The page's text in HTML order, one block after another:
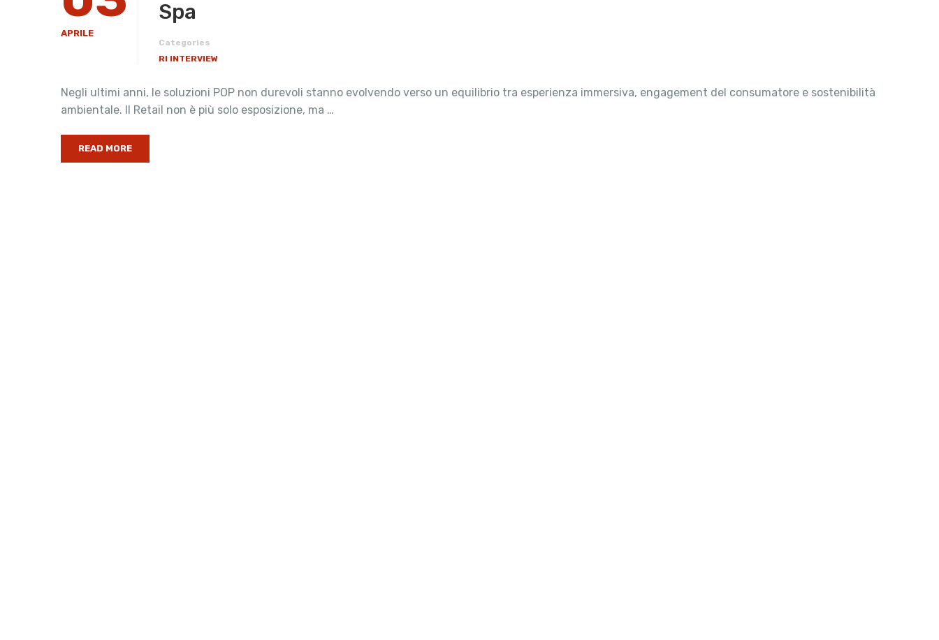
APRILE
Spa
Categories
RI INTERVIEW
Negli ultimi anni, le soluzioni POP non durevoli stanno evolvendo verso un equilibrio tra esperienza immersiva, engagement del consumatore e sostenibilità
ambientale. Il Retail non è più solo esposizione, ma …
READ MORE